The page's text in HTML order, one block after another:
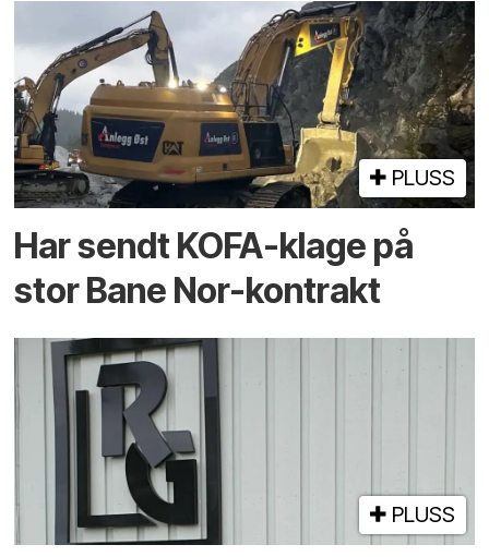
PLUSS
Har sendt KOFA-klage på
stor Bane Nor-kontrakt
PLUSS